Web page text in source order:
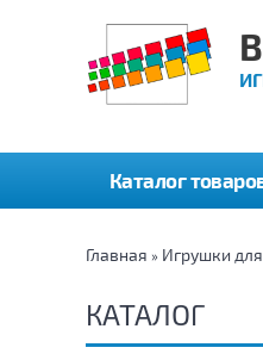
Каталог
Главная » Игрушки
КАТАЛОГ